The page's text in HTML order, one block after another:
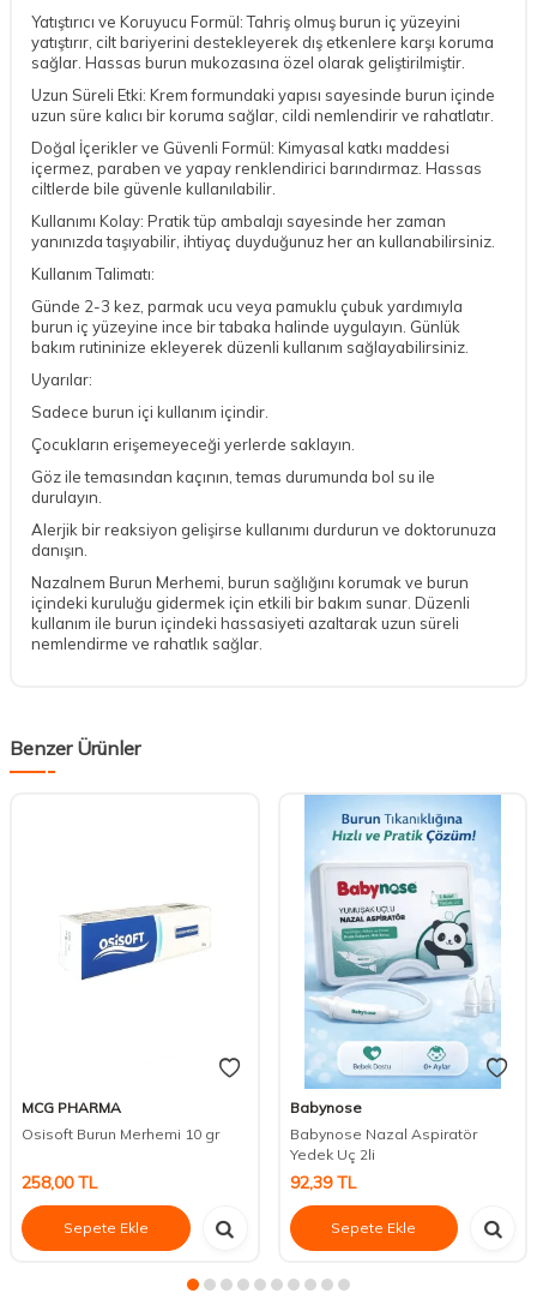
Yatıştırıcı ve Koruyucu Formül: Tahriş olmuş burun iç yüzeyini
yatıştırır, cilt bariyerini destekleyerek dış etkenlere karşı koruma
sağlar. Hassas burun mukozasına özel olarak geliştirilmiştir.
Uzun Süreli Etki: Krem formundaki yapısı sayesinde burun içinde
uzun süre kalıcı bir koruma sağlar, cildi nemlendirir ve rahatlatır.
Doğal İçerikler ve Güvenli Formül: Kimyasal katkı maddesi
içermez, paraben ve yapay renklendirici barındırmaz. Hassas
ciltlerde bile güvenle kullanılabilir.
Kullanımı Kolay: Pratik tüp ambalajı sayesinde her zaman
yanınızda taşıyabilir, ihtiyaç duyduğunuz her an kullanabilirsiniz.
Kullanım Talimatı:
Günde 2-3 kez, parmak ucu veya pamuklu çubuk yardımıyla
burun iç yüzeyine ince bir tabaka halinde uygulayın. Günlük
bakım rutininize ekleyerek düzenli kullanım sağlayabilirsiniz.
Uyarılar:
Sadece burun içi kullanım içindir.
Çocukların erişemeyeceği yerlerde saklayın.
Göz ile temasından kaçının, temas durumunda bol su ile
durulayın.
Alerjik bir reaksiyon gelişirse kullanımı durdurun ve doktorunuza
danışın.
Nazalnem Burun Merhemi, burun sağlığını korumak ve burun
içindeki kuruluğu gidermek için etkili bir bakım sunar. Düzenli
kullanım ile burun içindeki hassasiyeti azaltarak uzun süreli
nemlendirme ve rahatlık sağlar.
Benzer Ürünler
MCG PHARMA
Osisoft Burun Merhemi 10 gr
258,00TL
Sepete Ekle
Babynose
Babynose Nazal Aspiratör
Yedek Uç 2li
92,39TL
Sepete Ekle